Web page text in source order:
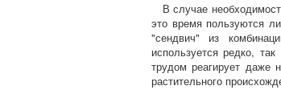
В случае
это время пользуются
"сендвич" из
используется редко,
трудом реагирует даже
растительного